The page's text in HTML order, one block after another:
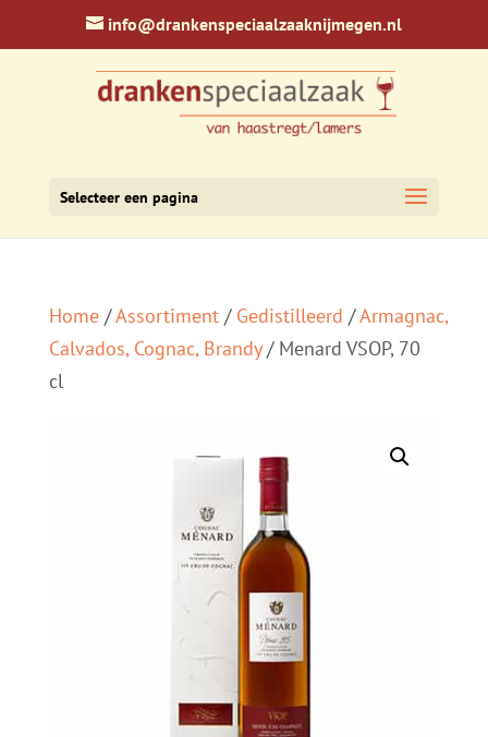
info@drankenspeciaalzaaknijmegen.nl
Selecteer een pagina
Home/Assortiment/ Gedistilleerd /Armagnac,
Calvados, Cognac, Brandy/ Menard VSOP, 70
cl